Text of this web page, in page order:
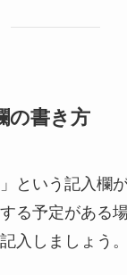
の書き方
という記入欄
る予定がある
入しましょう。